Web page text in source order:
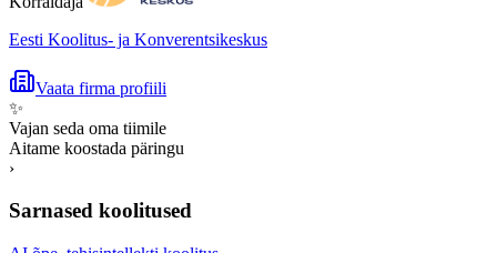
Eesti Koolitus- ja Konverentsikeskus
Vaata firma profiili
✨
Vajan seda oma tiimile
Aitame koostada päringu
›
Sarnased koolitused